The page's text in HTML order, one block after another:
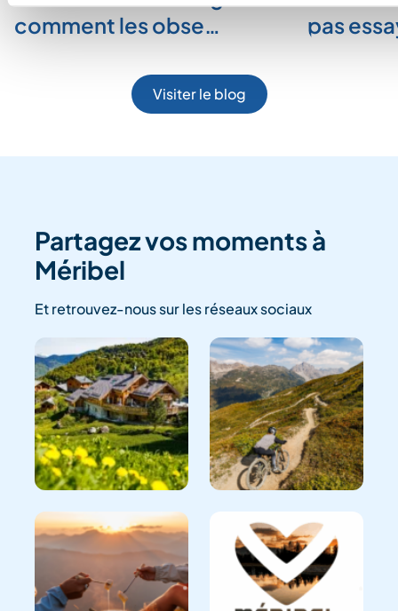
comment les obse…
pas
Visiter le blog
Partagez vos moments à
Méribel
Et retrouvez-nous sur les réseaux sociaux